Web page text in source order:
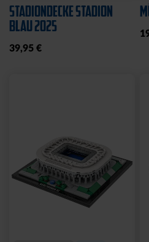
STADIONDECKE STADION
BLAU 2025
39,95 €